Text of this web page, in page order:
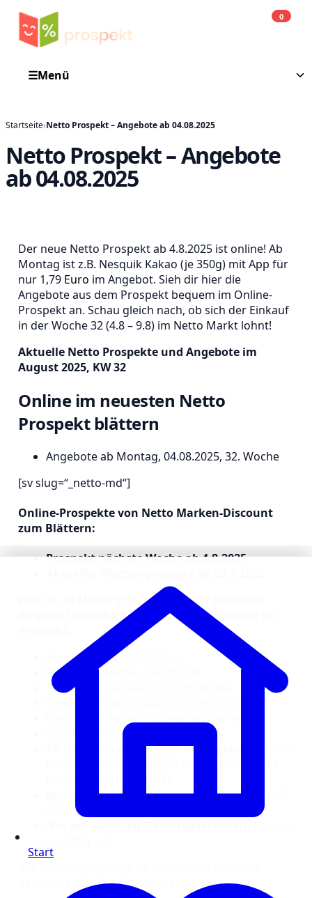
0
☰Menü
Startseite›Netto Prospekt – Angebote ab 04.08.2025
Netto Prospekt – Angebote
ab 04.08.2025
Der neue Netto Prospekt ab 4.8.2025 ist online! Ab
Montag ist z.B. Nesquik Kakao (je 350g) mit App für
nur 1,79 Euro im Angebot. Sieh dir hier die
Angebote aus dem Prospekt bequem im Online-
Prospekt an. Schau gleich nach, ob sich der Einkauf
in der Woche 32 (4.8 – 9.8) im Netto Markt lohnt!
Aktuelle Netto Prospekte und Angebote im
August 2025, KW 32
Online im neuesten Netto
Prospekt blättern
Angebote ab Montag, 04.08.2025, 32. Woche
[sv slug=“_netto-md“]
Online-Prospekte von Netto Marken-Discount
zum Blättern:
Prospekt nächste Woche ab 4.8.2025
Was ist ab Montag bei Netto in der Filiale im
Angebot? Vorschau auf die Netto Angebote im
Nutella 825g nur 3,79 Euro
Barilla Teigwaren je 500g 0,88
25% Rabatt auf alle Knorr Produkte
Non-Food Angebote in der Filiale
Ab Donnerstag, 7.8.2025 im Angebot:
Nur am Freitag:
Müller Buttermilch 500g 0,49
(50% sparen)
bequem im Online-Prospekt entdecken.
Start